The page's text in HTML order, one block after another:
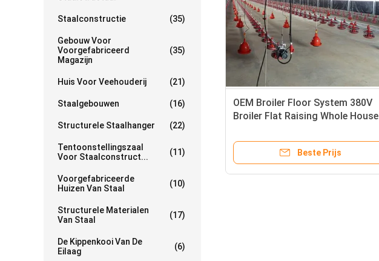
Staalconstructie (35)
Gebouw Voor
Voorgefabriceerd
Magazijn
(35)
Huis Voor Veehouderij (21)
Staalgebouwen (16)
Structurele Staalhanger (22)
Tentoonstellingszaal
Voor Staalconstruct...
(11)
Voorgefabriceerde
Huizen Van Staal
(10)
Structurele Materialen
Van Staal
(17)
De Kippenkooi Van De
Eilaag
(6)
OEM Broiler Floor System 380V
Broiler Flat Raising Whole House
Beste Prijs